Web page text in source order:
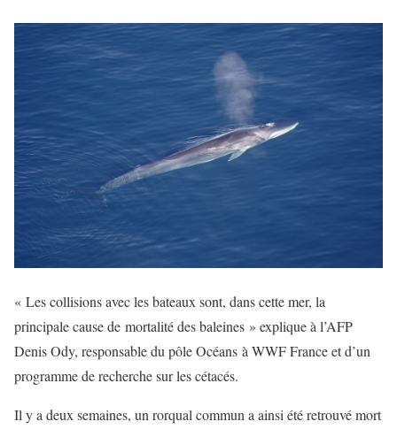
« Les collisions avec les bateaux sont, dans cette mer, la
principale cause de mortalité des baleines » explique à l’AFP
Denis Ody, responsable du pôle Océans à WWF France et d’un
programme de recherche sur les cétacés.
Il y a deux semaines, un rorqual commun a ainsi été retrouvé mort